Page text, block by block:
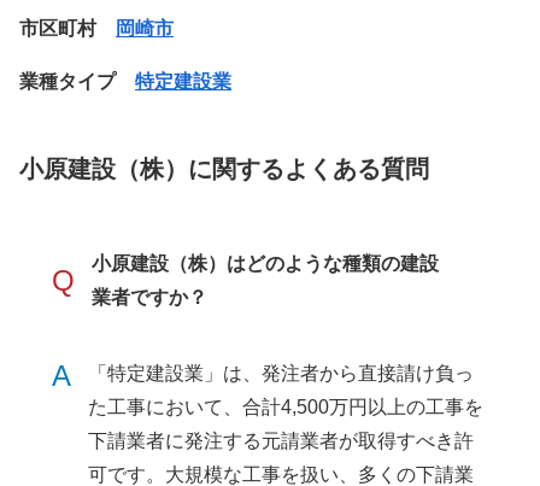
市区町村 岡崎市
業種タイプ 特定建設業
小原建設（株）に関するよくある質問
Q
小原建設（株）はどのような種類の建設
業者ですか？
A
「特定建設業」は、発注者から直接請け負っ
た工事において、合計4,500万円以上の工事を
下請業者に発注する元請業者が取得すべき許
可です。大規模な工事を扱い、多くの下請業